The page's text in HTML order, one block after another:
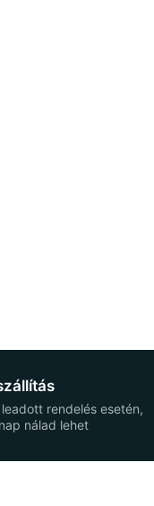
rendelés esetén,
nálad lehet